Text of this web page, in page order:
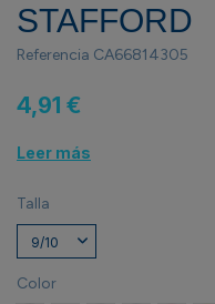
STAFFORD
Referencia CA66814305
4,91 €
Leer más
Talla
Color